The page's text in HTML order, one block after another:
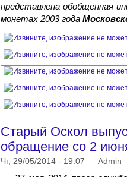
представлена обобщенная
монетах 2003 года
Старый Оскол
обращение со 2
Чт, 29/05/2014 - 19:07 — Admin